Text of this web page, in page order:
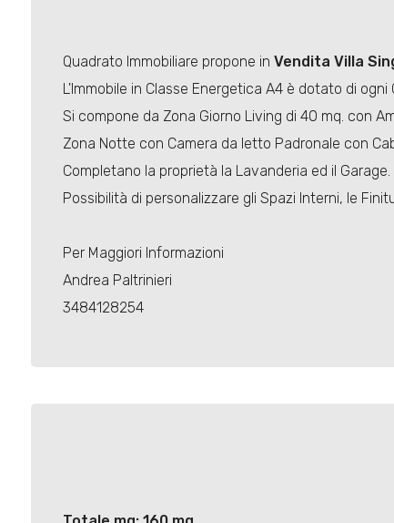
Quadrato Immobiliare propone in Vendita Villa
L'Immobile in Classe Energetica A4 è dotato di
Si compone da Zona Giorno Living di 40 mq. con
Zona Notte con Camera da letto Padronale con
Completano la proprietà la Lavanderia ed il Garage.
Possibilità di personalizzare gli Spazi Interni, le
Per Maggiori Informazioni
Andrea Paltrinieri
3484128254